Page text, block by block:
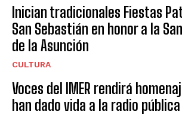
Inician tradicionales Fiestas
San Sebastián en honor a la
de la Asunción
CULTURA
Voces del IMER rendirá
han dado vida a la radio